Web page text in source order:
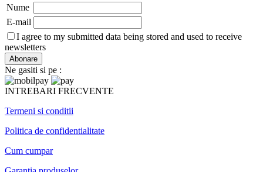
Nume
E-mail
I agree to my submitted data being stored and used to receive
newsletters
Ne gasiti si pe :
INTREBARI FRECVENTE
Termeni si conditii
Politica de confidentialitate
Cum cumpar